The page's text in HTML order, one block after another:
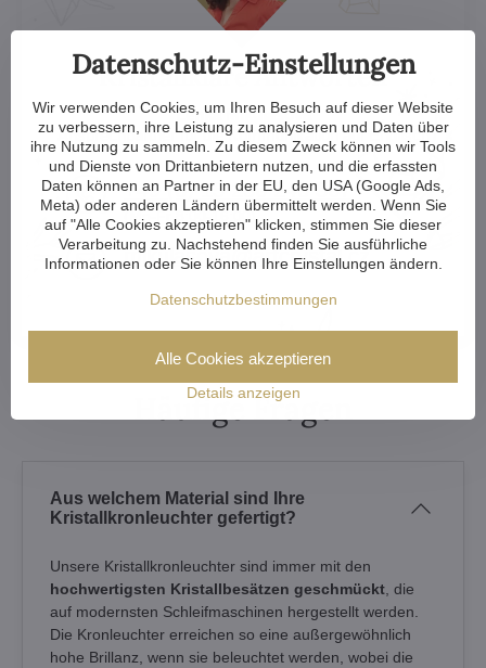
Kristallklare Antworten
Lenka Mikulášová
Ansprechpartner für die Kommunikation auf Englisch
+49 (0) 15 236 240 567
(Mo-Fr 8:00-16:00)
mikulasova​@artcrystal​.cz
Häufige Fragen
Aus welchem Material sind Ihre
Kristallkronleuchter gefertigt?
Unsere Kristallkronleuchter sind immer mit den
hochwertigsten Kristallbesätzen geschmückt, die
auf modernsten Schleifmaschinen hergestellt werden.
Die Kronleuchter erreichen so eine außergewöhnlich
hohe Brillanz, wenn sie beleuchtet werden, wobei die
Datenschutz-Einstellungen
Wir verwenden Cookies, um Ihren Besuch auf dieser Website
zu verbessern, ihre Leistung zu analysieren und Daten über
ihre Nutzung zu sammeln. Zu diesem Zweck können wir Tools
und Dienste von Drittanbietern nutzen, und die erfassten
Daten können an Partner in der EU, den USA (Google Ads,
Meta) oder anderen Ländern übermittelt werden. Wenn Sie
auf "Alle Cookies akzeptieren" klicken, stimmen Sie dieser
Verarbeitung zu. Nachstehend finden Sie ausführliche
Informationen oder Sie können Ihre Einstellungen ändern.
Datenschutzbestimmungen
Details anzeigen
Alle Cookies akzeptieren